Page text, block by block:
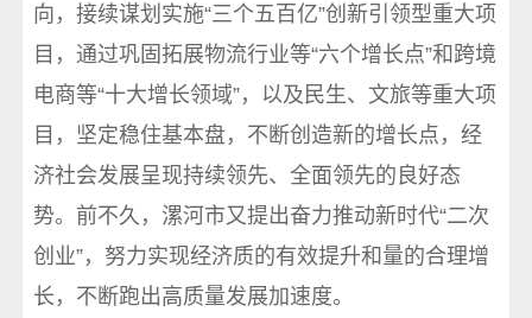
向，接续谋划实施“三个五百亿”创新引领型重大项
目，通过巩固拓展物流行业等“六个增长点”和跨境
电商等“十大增长领域”，以及民生、文旅等重大项
目，坚定稳住基本盘，不断创造新的增长点，经
济社会发展呈现持续领先、全面领先的良好态
势。前不久，漯河市又提出奋力推动新时代“二次
创业”，努力实现经济质的有效提升和量的合理增
长，不断跑出高质量发展加速度。